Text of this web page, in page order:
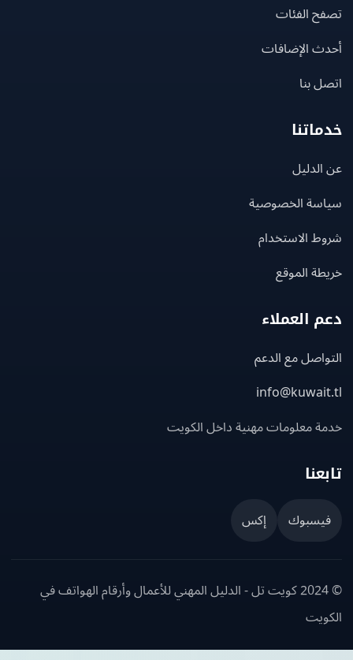
الفئات
الإضافات
بنا
الخصوصية
الاستخدام
الموقع
العملاء
مع الدعم
معلومات مهنية داخل الكويت
إكس
© 2024 كويت تل - الدليل المهني للأعمال وأرقام الهواتف في